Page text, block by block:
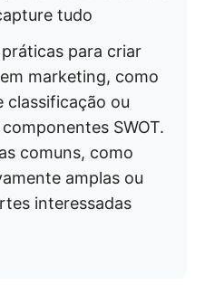
tudo
para criar
marketing, como
classificação ou
SWOT.
comuns, como
amplas ou
interessadas